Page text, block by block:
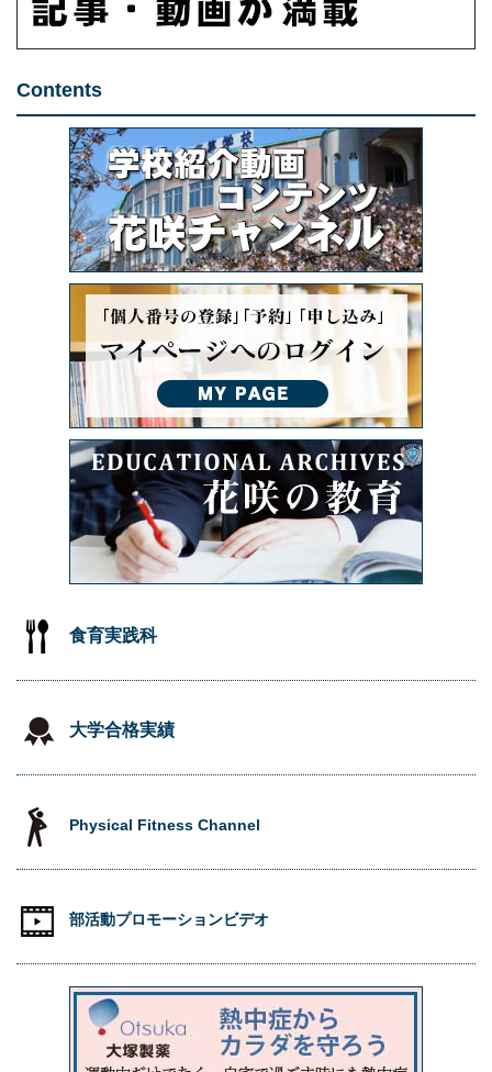
Contents
食育実践科
大学合格実績
Physical Fitness Channel
部活動プロモーションビデオ